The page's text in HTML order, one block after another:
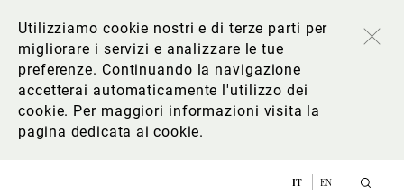
Utilizziamo cookie nostri e di terze parti per
migliorare i servizi e analizzare le tue
preferenze. Continuando la navigazione
accetterai automaticamente l'utilizzo dei
cookie. Per maggiori informazioni visita la
pagina dedicata ai cookie.
IT EN